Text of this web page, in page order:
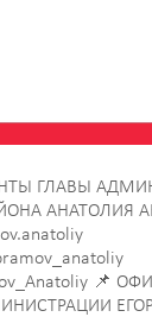
ГЛАВЫ
АНАТОЛИЯ
📌